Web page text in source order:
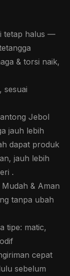
tetap halus —
& torsi naik,
sesuai
Jebol
jauh lebih
dapat produk
jauh lebih
.
& Aman
tanpa ubah
tipe: matic,
cepat
sebelum